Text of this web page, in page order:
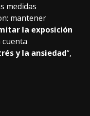
medidas
mantener
la exposición
cuenta
y la ansiedad“,